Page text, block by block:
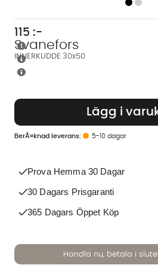
INNERKUDDE 30x50
Svanefors
115 :-
Lägg i
5-10 dagar
Prova Hemma 30 Dagar
30 Dagars Prisgaranti
365 Dagars Öppet Köp
Handla nu, betala i